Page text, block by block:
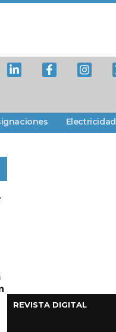
Electricidad
REVISTA DIGITAL